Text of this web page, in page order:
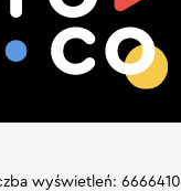
wyświetleń: 6666410